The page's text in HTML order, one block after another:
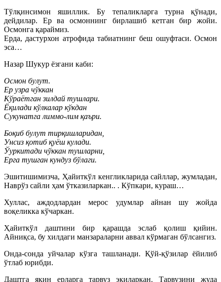
Тўлқинсимон яшиллик. Бу тепаликларга турна қўнади,
дейдилар. Ер ва осмоннинг бирлашиб кетган бир жойи.
Осмонга қараймиз.
Ерда, дастурхон атрофида табиатнинг беш ошуфтаси. Осмон
эса…
Назар Шукур ёзгани каби:
Осмон булут.
Ер узра чўккан
Кўраётган зилдай тушлари.
Ёқилади кўлкалар кўкдан
Сукунатга лиммо-лим қаъри.
Боқиб булут тирқишларидан,
Унсиз қотиб қуёш кулади.
Ўуркитади чўккан тушларни,
Ерга тушган кундуз бўлаги.
Эшитишимизча, Ҳайиткўл кенгликларида сайллар, жумладан,
Наврўз сайли ҳам ўтказиларкан.. . Кўпкари, кураш…
Хуллас, аждодлардан мерос удумлар айнан шу жойда
воқеликка кўчаркан.
Ҳайиткўл даштини бир қарашда эслаб қолиш қийин.
Айниқса, бу хилдаги манзараларни аввал кўрмаган бўлсангиз.
Онда-сонда уйчалар кўзга ташланади. Қўй-қўзилар ёйилиб
ўтлаб юрибди.
Даштга яқин ерларга тарвуз экиларкан. Тарвузини жуда